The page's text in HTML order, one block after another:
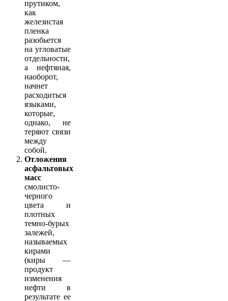
прутиком,
как
железистая
пленка
разобьется
на угловатые
отдельности,
а нефтяная,
наоборот,
начнет
расходиться
языками,
которые,
однако, не
теряют связи
между
собой.
Отложения
асфальтовых
масс
смолисто-
черного
цвета и
плотных
темно-бурых
залежей,
называемых
кирами
(киры —
продукт
изменения
нефти в
результате ее